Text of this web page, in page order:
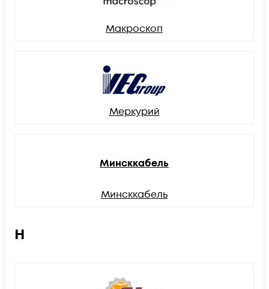
Макроскоп
Меркурий
Минсккабель
Минсккабель
Н